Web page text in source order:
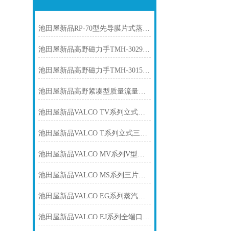
池田屋新品RP-70型先导膜片式蒸汽减压阀RP-70-L50正式发布
池田屋新品高野磁力手TMH-3029A正式发布
池田屋新品高野磁力手TMH-3015正式发布
池田屋新品高野紧凑型质量流量控制器SMFC-0005正式发布
池田屋新品VALCO TV系列立式三通球阀SPC-VATV25C正式发布
池田屋新品VALCO T系列立式三通球阀SPC-VAT-207正式发布
池田屋新品VALCO MV系列V型球阀MV-5UUP-015正式发布
池田屋新品VALCO MS系列三片式全端口螺纹球阀SPC-VAMS25C正式发布
池田屋新品VALCO EG系列蒸汽用螺纹球阀SPC-VAEG25C正式发布
池田屋新品VALCO EJ系列全端口螺纹球阀EJ905UUT-015正式发布